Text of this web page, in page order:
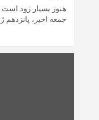
هنوز بسیار زود است
جمعه اخیر، پانزدهم